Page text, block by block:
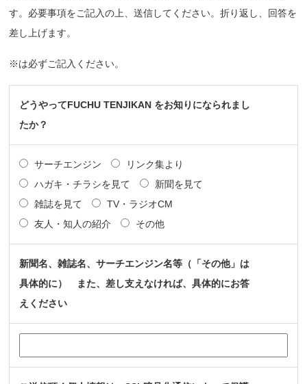
す。必要事項をご記入の上、送信してください。折り返し、回答を
差し上げます。
※は必ずご記入ください。
どうやってFUCHU TENJIKAN をお知りになられまし
たか？
サーチエンジン
リンク集より
ハガキ・チラシを見て
新聞を見て
雑誌を見て
TV・ラジオCM
友人・知人の紹介
その他
新聞名、雑誌名、サーチエンジン名等（「その他」は
具体的に） また、差し支えなければ、具体的にお答
えください